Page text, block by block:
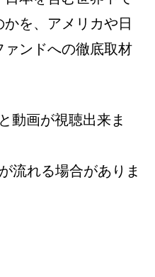
を、アメリカや日
ンドへの徹底取材
動画が視聴出来ま
流れる場合がありま